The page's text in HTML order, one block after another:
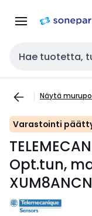
navigointiin
Haku
Näytä
Varastointi
Opt.tun,